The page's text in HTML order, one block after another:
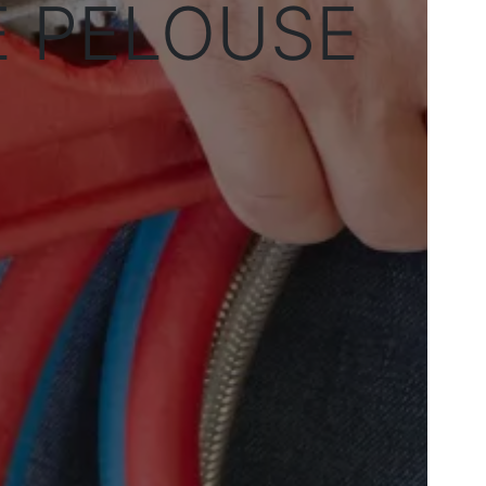
PELOUSE